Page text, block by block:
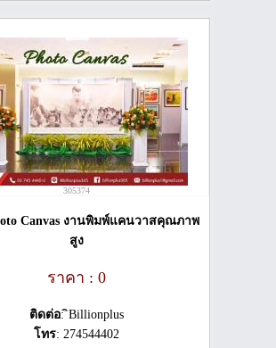
305374
Canvas งานพิมพ์แคนวาสคุณภาพ
สูง
ราคา : 0
ติดต่อ: ิBillionplus
โทร: 274544402